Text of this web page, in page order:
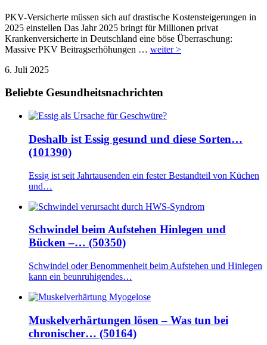
PKV-Versicherte müssen sich auf drastische Kostensteigerungen in
2025 einstellen Das Jahr 2025 bringt für Millionen privat
Krankenversicherte in Deutschland eine böse Überraschung:
Massive PKV Beitragserhöhungen … weiter >
6. Juli 2025
Beliebte Gesundheitsnachrichten
Deshalb ist Essig gesund und diese Sorten…
(101390)
Essig ist seit Jahrtausenden ein fester Bestandteil von Küchen
und…
Schwindel beim Aufstehen Hinlegen und
Bücken –… (50350)
Schwindel oder Benommenheit beim Aufstehen und Hinlegen
kann ein beunruhigendes…
Muskelverhärtungen lösen – Was tun bei
chronischer… (50164)